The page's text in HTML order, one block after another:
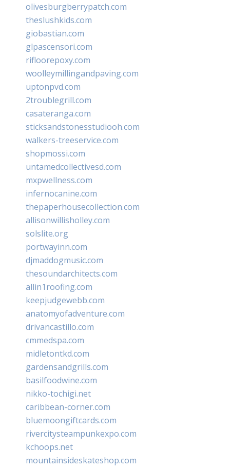
olivesburgberrypatch.com
theslushkids.com
giobastian.com
glpascensori.com
rifloorepoxy.com
woolleymillingandpaving.com
uptonpvd.com
2troublegrill.com
casateranga.com
sticksandstonesstudiooh.com
walkers-treeservice.com
shopmossi.com
untamedcollectivesd.com
mxpwellness.com
infernocanine.com
thepaperhousecollection.com
allisonwillisholley.com
solslite.org
portwayinn.com
djmaddogmusic.com
thesoundarchitects.com
allin1roofing.com
keepjudgewebb.com
anatomyofadventure.com
drivancastillo.com
cmmedspa.com
midletontkd.com
gardensandgrills.com
basilfoodwine.com
nikko-tochigi.net
caribbean-corner.com
bluemoongiftcards.com
rivercitysteampunkexpo.com
kchoops.net
mountainsideskateshop.com